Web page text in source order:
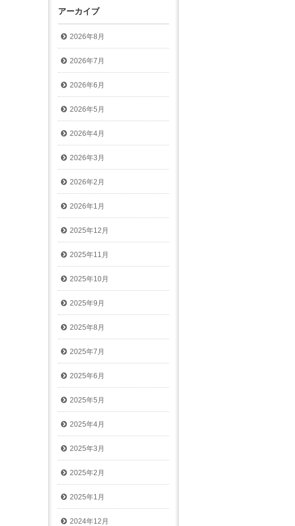
アーカイブ
2026年8月
2026年7月
2026年6月
2026年5月
2026年4月
2026年3月
2026年2月
2026年1月
2025年12月
2025年11月
2025年10月
2025年9月
2025年8月
2025年7月
2025年6月
2025年5月
2025年4月
2025年3月
2025年2月
2025年1月
2024年12月